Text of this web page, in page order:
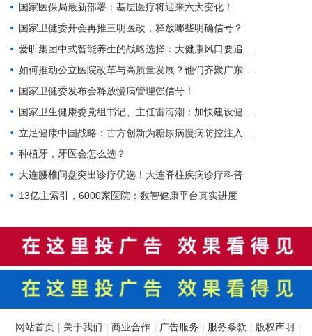
国家医保局最新部署：基层医疗将迎来六大变化！
国家卫健委开会再推三明医改，释放哪些明确信号？
爱昕集团中式智能养生的战略选择：大健康风口要追，赋能产业的根基要扎
如何推动公立医院改革与高质量发展？他们齐聚广东为9个地市出谋划策→
国家卫健委发布会释放慢病管理强信号！
国家卫生健康委党组书记、主任雷海潮：加快建设健康中国
立足健康中国战略：古方创新为糖尿病慢病防控注入中医药力量
种植牙，牙医会怎么选？
大连腰椎间盘突出诊疗优选！大连脊柱疾病诊疗科普
13亿主索引，6000家医院：数智健康平台真实进度
网站首页 关于我们 商业合作 广告服务 服务条款 版权声明